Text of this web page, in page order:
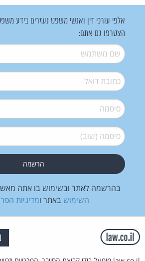
אלפי עורכי דין ואנשי משפט נעזרים בידע
הצטרפו גם אתם:
שם משתמש*
דואל*
סיסמה*
סיסמה (שוב)*
בהרשמה לאתר ובשימוש בו אתה
השימוש באתר ומדיניות